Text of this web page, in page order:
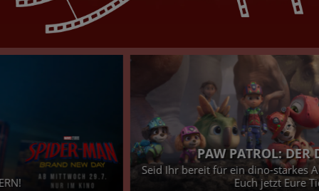
PAW PATROL: DER DINO FILM
Seid Ihr bereit für ein dino-starkes Abenteuer? - Dann sichert
Euch jetzt Eure Tickets!